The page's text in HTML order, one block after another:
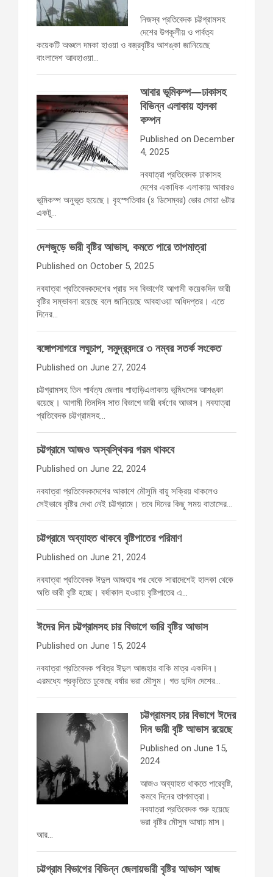
নিজস্ব প্রতিবেদক চট্টগ্রামসহ
দেশের উপকূলীয় ও পার্বত্য
কয়েকটি অঞ্চলে দমকা হাওয়া ও বজ্রবৃষ্টির আশঙ্কা জানিয়েছে
বাংলাদেশ আবহাওয়া…
আবার ভূমিকম্প—ঢাকাসহ
বিভিন্ন এলাকায় হালকা
কম্পন
Published on December
4, 2025
নবযাত্রা প্রতিবেদক ঢাকাসহ
দেশের একাধিক এলাকায় আবারও
ভূমিকম্প অনুভূত হয়েছে। বৃহস্পতিবার (৪ ডিসেম্বর) ভোর সোয়া ৬টার
একটু…
দেশজুড়ে ভারী বৃষ্টির আভাস, কমতে পারে তাপমাত্রা
Published on October 5, 2025
নবযাত্রা প্রতিবেদকদেশের প্রায় সব বিভাগেই আগামী কয়েকদিন ভারী
বৃষ্টির সম্ভাবনা রয়েছে বলে জানিয়েছে আবহাওয়া অধিদপ্তর। এতে
দিনের…
বঙ্গোপসাগরে লঘুচাপ, সমুদ্রবন্দরে ৩ নম্বর সতর্ক সংকেত
Published on June 27, 2024
চট্টগ্রামসহ তিন পার্বত্য জেলার পাহাড়িএলাকায় ভূমিধসের আশঙ্কা
রয়েছে। আগামী তিনদিন সাত বিভাগে ভারী বর্ষণের আভাস। নবযাত্রা
প্রতিবেদক চট্টগ্রামসহ…
চট্টগ্রামে আজও অস্বস্থিকর গরম থাকবে
Published on June 22, 2024
নবযাত্রা প্রতিবেদকদেশের আকাশে মৌসুমি বায়ু সক্রিয় থাকলেও
সেইভাবে বৃষ্টির দেখা নেই চট্টগ্রামে। তবে দিনের কিছু সময় বাতাসের…
চট্টগ্রামে অব্যাহত থাকবে বৃষ্টিপাতের পরিমাণ
Published on June 21, 2024
নবযাত্রা প্রতিবেদক ঈদুল আজহার পর থেকে সারাদেশেই হালকা থেকে
অতি ভারী বৃষ্টি হচ্ছে। বর্ষাকাল হওয়ায় বৃষ্টিপাতের এ…
ঈদের দিন চট্টগ্রামসহ চার বিভাগে ভারি বৃষ্টির আভাস
Published on June 15, 2024
নবযাত্রা প্রতিবেদক পবিত্র ঈদুল আজহার বাকি মাত্র একদিন।
এরমধ্যে প্রকৃতিতে ঢুকেছে বর্ষার ভরা মৌসুম। গত দুদিন দেশের…
চট্টগ্রামসহ চার বিভাগে ঈদের
দিন ভারী বৃষ্টি আভাস রয়েছে
Published on June 15,
2024
আজও অব্যাহত থাকতে পারেবৃষ্টি,
কমবে দিনের তাপমাত্রা।
নবযাত্রা প্রতিবেদক শুরু হয়েছে
ভরা বৃষ্টির মৌসুম আষাঢ় মাস।
আর…
চট্টগ্রাম বিভাগের বিভিন্ন জেলায়ভারী বৃষ্টির আভাস আজ